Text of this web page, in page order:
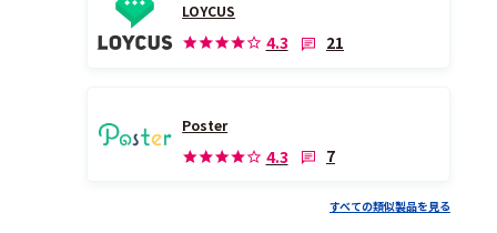
LOYCUS
4.3 21
Poster
4.3 7
すべての類似製品を見る